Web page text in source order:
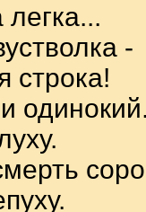
-
строка!